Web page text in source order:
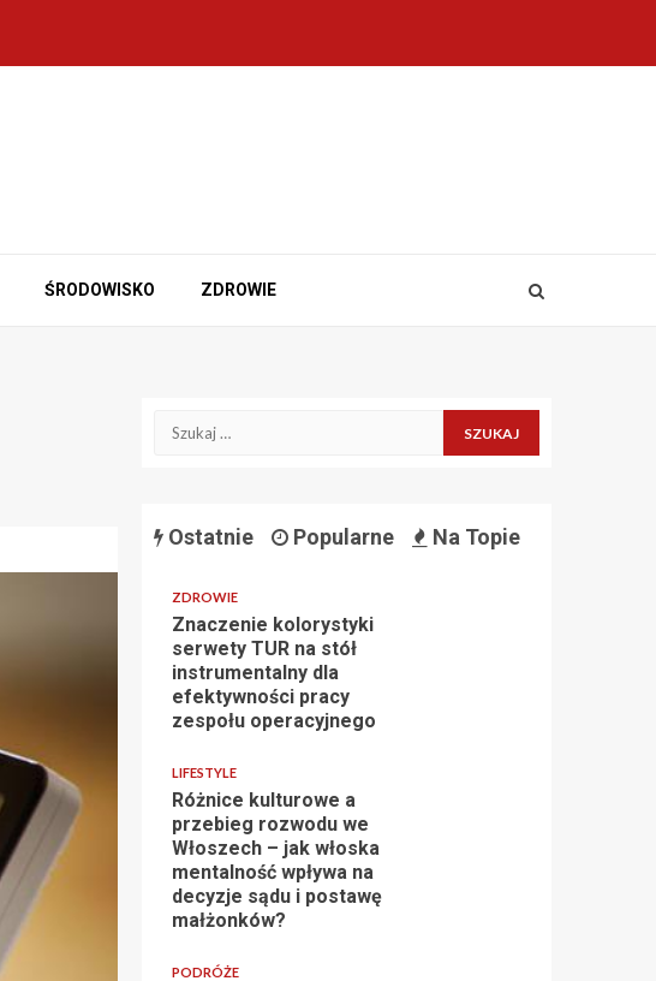
ŚRODOWISKO ZDROWIE
Szukaj:
Ostatnie Popularne Na Topie
ZDROWIE
Znaczenie kolorystyki
serwety TUR na stół
instrumentalny dla
efektywności pracy
zespołu operacyjnego
LIFESTYLE
Różnice kulturowe a
przebieg rozwodu we
Włoszech – jak włoska
mentalność wpływa na
decyzje sądu i postawę
małżonków?
PODRÓŻE